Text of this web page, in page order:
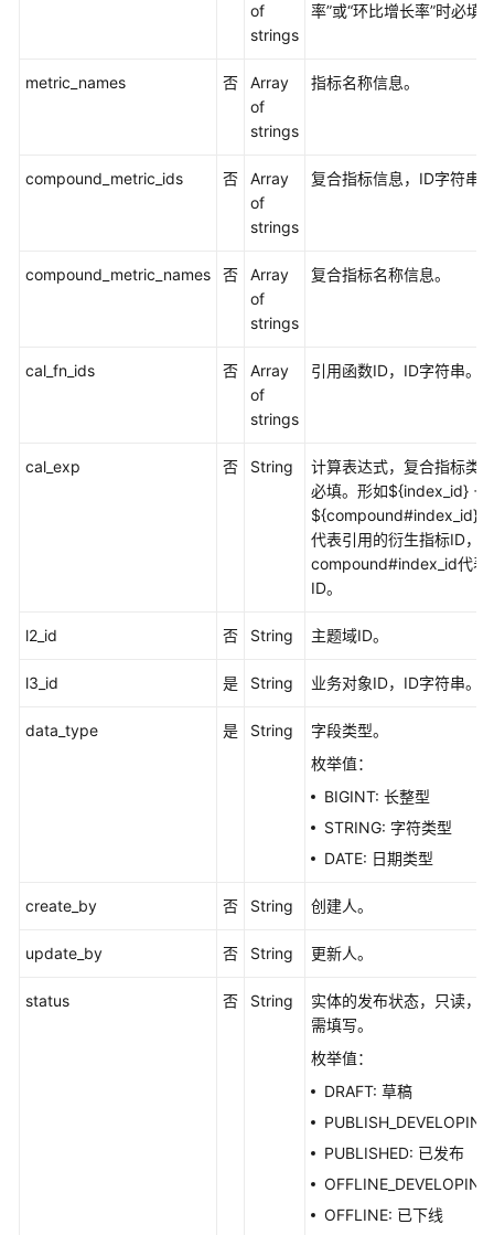
标
接
表
审
管
of
strings
率”或“环比增长率”时必填
metric_names 否
Array
of
strings
指标名称信息。
compound_metric_ids 否
Array
of
strings
复合指标信息，ID字符串
compound_metric_names 否
Array
of
strings
复合指标名称信息。
cal_fn_ids 否
Array
of
strings
引用函数ID，ID字符串。
cal_exp 否 String
计算表达式，复合指标类
必填。形如${index_id} +
${compound#index_id}
代表引用的衍生指标ID，
compound#index_id代表
ID。
l2_id 否 String 主题域ID。
l3_id 是 String 业务对象ID，ID字符串。
data_type 是 String
字段类型。
枚举值：
BIGINT: 长整型
STRING: 字符类型
DATE: 日期类型
create_by 否 String 创建人。
update_by 否 String 更新人。
status 否 String
实体的发布状态，只读，
需填写。
枚举值：
DRAFT: 草稿
PUBLISHED: 已发布
OFFLINE: 已下线